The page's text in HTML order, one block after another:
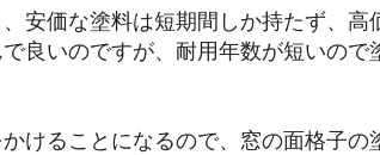
安価な塗料は短期間しか持たず、高
良いのですが、耐用年数が短いので
けることになるので、窓の面格子の